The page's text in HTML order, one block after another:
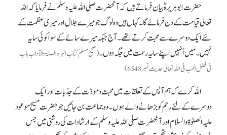
حضرت ابوہریرہؓ بیان فرماتے ہیں کہ آنحضرت صلی اللہ علیہ وسلم نے فرمایا کہ اللہ
تعالیٰ قیامت کے دن فرمائے گا۔ کہاں ہیں وہ لوگ جو میرے جلال اور میری عظمت کے
لئے ایک دوسرے سے محبت کرتے تھے۔ آج جبکہ میرے سائے کے سوا کوئی سایہ
نہیں۔ مَیں اُنہیں اپنے سایہ رحمت میں جگہ دوں۔(صحیح مسلم کتاب البر و الصلۃوالآداب باب
فی فضل الحب فی اللہ تعالیٰ حدیث نمبر6548)
اللہ کرے کہ ہم آپس کے تعلقات میں محبت و مودّت کے جذبات اور ایک
دوسرے کے لئے رحم کو بڑھانے والے ہوں۔ وہ جماعت بن جائیں جو حضرت مسیح موعود
علیہ الصلوٰۃ والسلام اور آنحضرت صلی اللہ علیہ وسلم کے ارشادات کی روشنی میں جس